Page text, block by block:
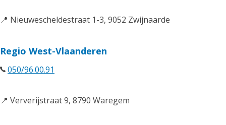
📍 Nieuwescheldestraat 1-3, 9052 Zwijnaarde
Regio West-Vlaanderen
050/96.00.91
📍 Ververijstraat 9, 8790 Waregem